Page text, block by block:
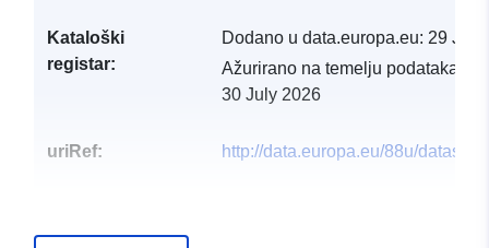
Kataloški
registar:
Dodano u data.europa.eu: 29 July
Ažurirano na temelju
30 July 2026
uriRef: http://data.europa.eu/88u/